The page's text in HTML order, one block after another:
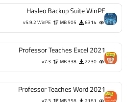
أقسام الاسطوانات
Professor Teaches PowerPoint 2021
2114
330 MB
v7.3